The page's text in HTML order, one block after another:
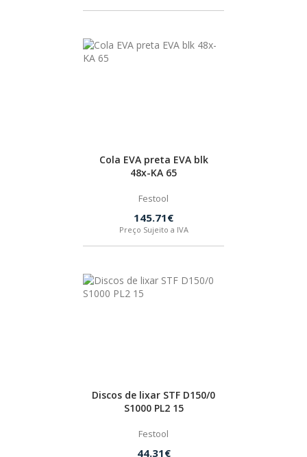
Cola EVA preta EVA blk
48x-KA 65
Festool
145.71€
Preço Sujeito a IVA
Discos de lixar STF D150/0
S1000 PL2 15
Festool
44.31€